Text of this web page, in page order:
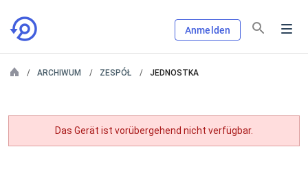
Anmelden
ARCHIWUM ZESPÓŁ JEDNOSTKA
Das Gerät ist vorübergehend nicht verfügbar.